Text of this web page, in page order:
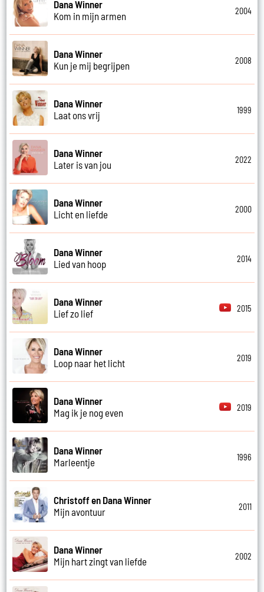
Dana Winner
Kom in mijn armen
2004
Dana Winner
Kun je mij begrijpen
2008
Dana Winner
Laat ons vrij
1999
Dana Winner
Later is van jou
2022
Dana Winner
Licht en liefde
2000
Dana Winner
Lied van hoop
2014
Dana Winner
Lief zo lief
2015
Dana Winner
Loop naar het licht
2019
Dana Winner
Mag ik je nog even
2019
Dana Winner
Marleentje
1996
Christoff en Dana Winner
Mijn avontuur
2011
Dana Winner
Mijn hart zingt van liefde
2002